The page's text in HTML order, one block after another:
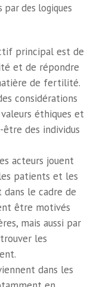
par des logiques
principal est de
et de répondre
de fertilité.
considérations
éthiques et
des individus
acteurs jouent
patients et les
le cadre de
être motivés
mais aussi par
les
dans les